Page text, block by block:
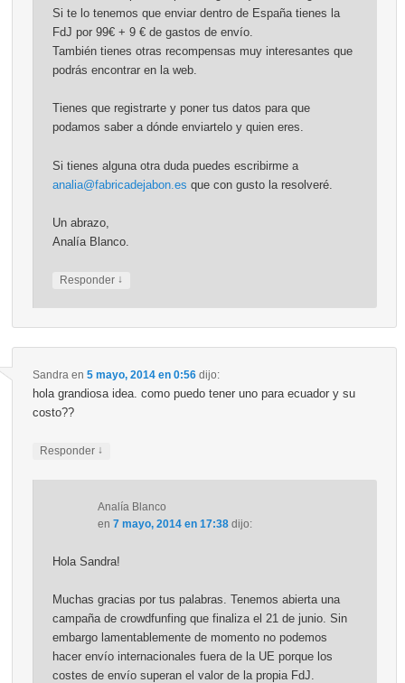
Si te lo tenemos que enviar dentro de España tienes la
FdJ por 99€ + 9 € de gastos de envío.
También tienes otras recompensas muy interesantes que
podrás encontrar en la web.
Tienes que registrarte y poner tus datos para que
podamos saber a dónde enviartelo y quien eres.
Si tienes alguna otra duda puedes escribirme a
analia@fabricadejabon.es que con gusto la resolveré.
Un abrazo,
Analía Blanco.
Responder ↓
Sandraen 5 mayo, 2014 en 0:56 dijo:
hola grandiosa idea. como puedo tener uno para ecuador y su
costo??
Responder ↓
Analía Blanco
en 7 mayo, 2014 en 17:38 dijo:
Hola Sandra!
Muchas gracias por tus palabras. Tenemos abierta una
campaña de crowdfunfing que finaliza el 21 de junio. Sin
embargo lamentablemente de momento no podemos
hacer envío internacionales fuera de la UE porque los
costes de envío superan el valor de la propia FdJ.